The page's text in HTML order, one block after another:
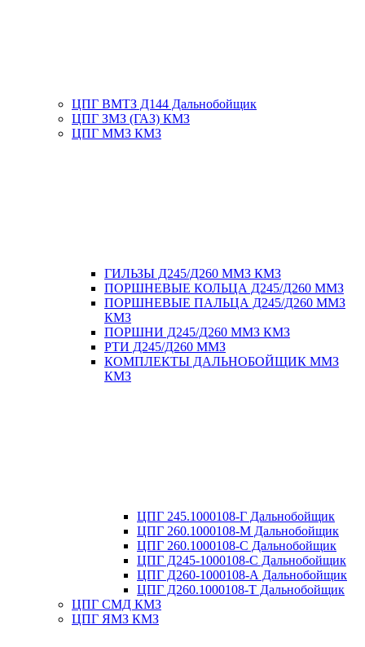
ЦПГ ВМТЗ Д144 Дальнобойщик
ЦПГ ЗМЗ (ГАЗ) КМЗ
ЦПГ ММЗ КМЗ
ГИЛЬЗЫ Д245/Д260 ММЗ КМЗ
ПОРШНЕВЫЕ КОЛЬЦА Д245/Д260 ММЗ
ПОРШНЕВЫЕ ПАЛЬЦА Д245/Д260 ММЗ
КМЗ
ПОРШНИ Д245/Д260 ММЗ КМЗ
РТИ Д245/Д260 ММЗ
КОМПЛЕКТЫ ДАЛЬНОБОЙЩИК ММЗ
КМЗ
ЦПГ 245.1000108-Г Дальнобойщик
ЦПГ 260.1000108-М Дальнобойщик
ЦПГ 260.1000108-С Дальнобойщик
ЦПГ Д245-1000108-С Дальнобойщик
ЦПГ Д260-1000108-А Дальнобойщик
ЦПГ Д260.1000108-Т Дальнобойщик
ЦПГ СМД КМЗ
ЦПГ ЯМЗ КМЗ